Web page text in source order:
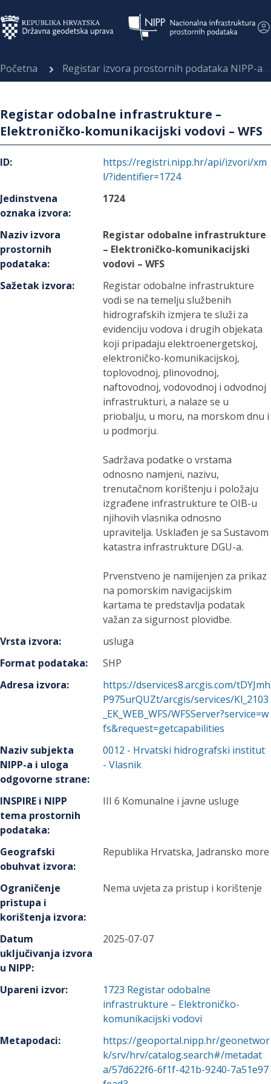
Početna Registar izvora prostornih podataka NIPP-a
Registar odobalne infrastrukture –
Elektroničko-komunikacijski vodovi – WFS
ID:
https://registri.nipp.hr/api/izvori/xm
l/?identifier=1724
Jedinstvena
oznaka izvora:
1724
Naziv izvora
prostornih
podataka:
Registar odobalne infrastrukture
– Elektroničko-komunikacijski
vodovi – WFS
Sažetak izvora:
Registar odobalne infrastrukture
vodi se na temelju službenih
hidrografskih izmjera te služi za
evidenciju vodova i drugih objekata
koji pripadaju elektroenergetskoj,
elektroničko-komunikacijskoj,
toplovodnoj, plinovodnoj,
naftovodnoj, vodovodnoj i odvodnoj
infrastrukturi, a nalaze se u
priobalju, u moru, na morskom dnu i
u podmorju.
Sadržava podatke o vrstama
odnosno namjeni, nazivu,
trenutačnom korištenju i položaju
izgrađene infrastrukture te OIB-u
njihovih vlasnika odnosno
upravitelja. Usklađen je sa Sustavom
katastra infrastrukture DGU-a.
Prvenstveno je namijenjen za prikaz
na pomorskim navigacijskim
kartama te predstavlja podatak
važan za sigurnost plovidbe.
Vrsta izvora:
usluga
Format podataka:
SHP
Adresa izvora:
https://dservices8.arcgis.com/tDYJmh
P975urQUZt/arcgis/services/Kl_2103
_EK_WEB_WFS/WFSServer?service=w
fs&request=getcapabilities
Naziv subjekta
NIPP-a i uloga
odgovorne strane:
0012 - Hrvatski hidrografski institut
- Vlasnik
INSPIRE i NIPP
tema prostornih
podataka:
III 6 Komunalne i javne usluge
Geografski
obuhvat izvora:
Republika Hrvatska, Jadransko more
Ograničenje
pristupa i
korištenja izvora:
Nema uvjeta za pristup i korištenje
Datum
uključivanja izvora
u NIPP:
2025-07-07
Upareni izvor: 1723 Registar odobalne
infrastrukture – Elektroničko-
komunikacijski vodovi
Metapodaci:
https://geoportal.nipp.hr/geonetwor
k/srv/hrv/catalog.search#/metadat
a/57d622f6-6f1f-421b-9240-7a51e97